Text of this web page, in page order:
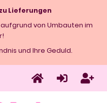
Lieferungen
von Umbauten im
und Ihre Geduld.